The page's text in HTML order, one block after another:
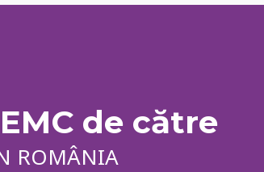
de către
ROMÂNIA